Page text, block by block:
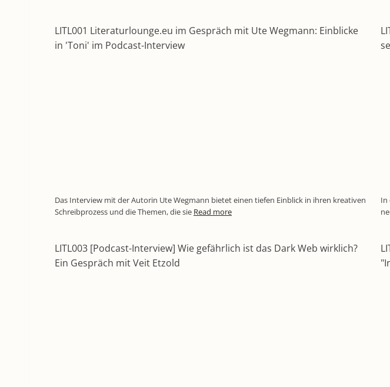
LITL001 Literaturlounge.eu im Gespräch mit Ute Wegmann: Einblicke
in 'Toni' im Podcast-Interview
Das Interview mit der Autorin Ute Wegmann bietet einen tiefen Einblick in ihren kreativen
Schreibprozess und die Themen, die sie Read more
In
LITL003 [Podcast-Interview] Wie gefährlich ist das Dark Web wirklich?
Ein Gespräch mit Veit Etzold